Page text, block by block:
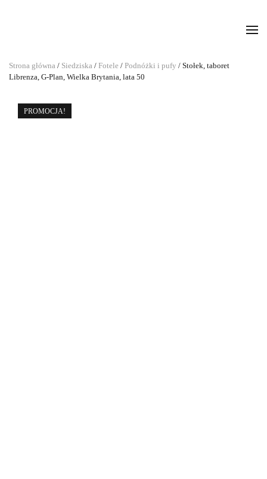
Strona główna / Siedziska / Fotele / Podnóżki i pufy / Stołek, taboret
Librenza, G-Plan, Wielka Brytania, lata 50
PROMOCJA!